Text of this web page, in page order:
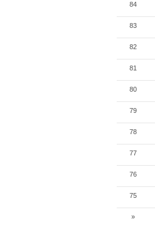
84
83
82
81
80
79
78
77
76
75
»